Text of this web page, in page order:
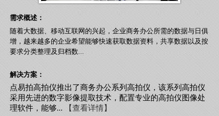
需求概述：
随着大数据、移动互联网的兴起，企业商务办公所需的数据与日俱
增，越来越多的企业希望能够快速获取数据资料，共享数据以及按
要求分类整理及归档数...
解决方案：
点易拍高拍仪推出了商务办公系列高拍仪，该系列高拍仪
采用先进的数字影像提取技术，配置专业的高拍仪图像处
理软件，能够...【查看详情】